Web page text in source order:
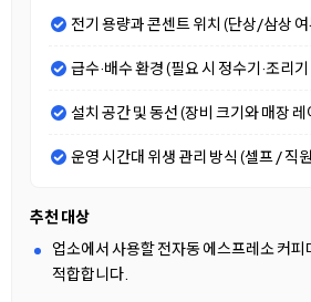
전기 용량과 콘센트 위치 (단상/삼상
급수·배수 환경 (필요 시 정수기·조리
설치 공간 및 동선 (장비 크기와 매장
운영 시간대 위생 관리 방식 (셀프 / 직
추천 대상
업소에서 사용할 전자동 에스프레소 커피
적합합니다.